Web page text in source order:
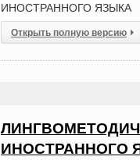
ИНОСТРАННОГО ЯЗЫКА
Открыть полную версию
ИНОСТРАННОГО